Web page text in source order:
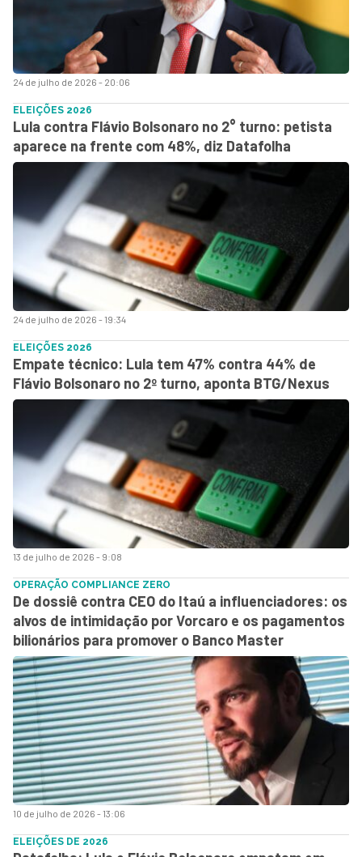
24 de julho de 2026 - 20:06
24 de julho de 2026 - 19:34
ELEIÇÕES 2026
Lula contra Flávio Bolsonaro no 2° turno: petista
aparece na frente com 48%, diz Datafolha
13 de julho de 2026 - 9:08
ELEIÇÕES 2026
Empate técnico: Lula tem 47% contra 44% de
Flávio Bolsonaro no 2º turno, aponta BTG/Nexus
10 de julho de 2026 - 13:06
OPERAÇÃO COMPLIANCE ZERO
De dossiê contra CEO do Itaú a influenciadores: os
alvos de intimidação por Vorcaro e os pagamentos
bilionários para promover o Banco Master
ELEIÇÕES DE 2026